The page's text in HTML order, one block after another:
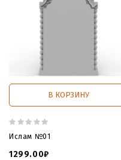
В КОРЗИНУ
Ислам №01
1299.00₽